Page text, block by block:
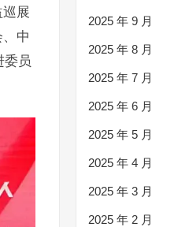
展
中
委员
2025 年 9 月
2025 年 8 月
2025 年 7 月
2025 年 6 月
2025 年 5 月
2025 年 4 月
2025 年 3 月
2025 年 2 月